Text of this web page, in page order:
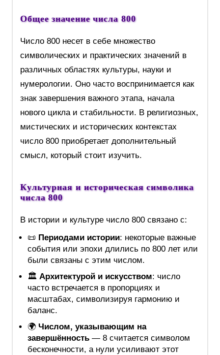
Общее значение числа 800
Число 800 несет в себе множество
символических и практических значений в
различных областях культуры, науки и
нумерологии. Оно часто воспринимается как
знак завершения важного этапа, начала
нового цикла и стабильности. В религиозных,
мистических и исторических контекстах
число 800 приобретает дополнительный
смысл, который стоит изучить.
Культурная и историческая символика
числа 800
В истории и культуре число 800 связано с:
📜 Периодами истории: некоторые важные
события или эпохи длились по 800 лет или
были связаны с этим числом.
🏛️ Архитектурой и искусством: число
часто встречается в пропорциях и
масштабах, символизируя гармонию и
баланс.
🌍 Числом, указывающим на
завершённость— 8 считается символом
бесконечности, а нули усиливают этот